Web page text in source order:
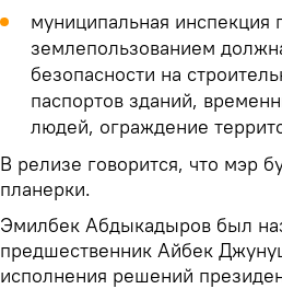
муниципальная инспекция
землепользованием
безопасности на
паспортов зданий,
людей, ограждение
В релизе говорится, что мэр
планерки.
Эмилбек Абдыкадыров был
предшественник Айбек
исполнения решений